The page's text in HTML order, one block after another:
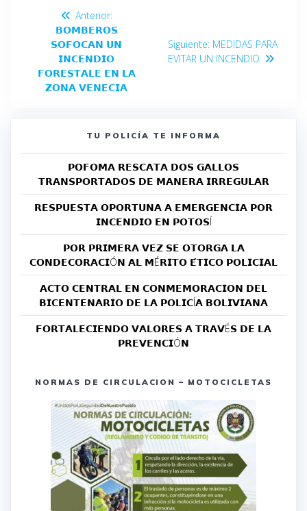
Anterior:
𝗕𝗢𝗠𝗕𝗘𝗥𝗢𝗦
𝗦𝗢𝗙𝗢𝗖𝗔𝗡 𝗨𝗡
𝗜𝗡𝗖𝗘𝗡𝗗𝗜𝗢
𝗙𝗢𝗥𝗘𝗦𝗧𝗔𝗟𝗘 𝗘𝗡 𝗟𝗔
𝗭𝗢𝗡𝗔 𝗩𝗘𝗡𝗘𝗖𝗜𝗔
Siguiente: MEDIDAS PARA
EVITAR UN INCENDIO
TU POLICÍA TE INFORMA
𝗣𝗢𝗙𝗢𝗠𝗔 𝗥𝗘𝗦𝗖𝗔𝗧𝗔 𝗗𝗢𝗦 𝗚𝗔𝗟𝗟𝗢𝗦
𝗧𝗥𝗔𝗡𝗦𝗣𝗢𝗥𝗧𝗔𝗗𝗢𝗦 𝗗𝗘 𝗠𝗔𝗡𝗘𝗥𝗔 𝗜𝗥𝗥𝗘𝗚𝗨𝗟𝗔𝗥
𝗥𝗘𝗦𝗣𝗨𝗘𝗦𝗧𝗔 𝗢𝗣𝗢𝗥𝗧𝗨𝗡𝗔 𝗔 𝗘𝗠𝗘𝗥𝗚𝗘𝗡𝗖𝗜𝗔 𝗣𝗢𝗥
𝗜𝗡𝗖𝗘𝗡𝗗𝗜𝗢 𝗘𝗡 𝗣𝗢𝗧𝗢𝗦Í
𝗣𝗢𝗥 𝗣𝗥𝗜𝗠𝗘𝗥𝗔 𝗩𝗘𝗭 𝗦𝗘 𝗢𝗧𝗢𝗥𝗚𝗔 𝗟𝗔
𝗖𝗢𝗡𝗗𝗘𝗖𝗢𝗥𝗔𝗖𝗜Ó𝗡 𝗔𝗟 𝗠É𝗥𝗜𝗧𝗢 𝗘́𝗧𝗜𝗖𝗢 𝗣𝗢𝗟𝗜𝗖𝗜𝗔𝗟
𝗔𝗖𝗧𝗢 𝗖𝗘𝗡𝗧𝗥𝗔𝗟 𝗘𝗡 𝗖𝗢𝗡𝗠𝗘𝗠𝗢𝗥𝗔𝗖𝗜𝗢𝗡 𝗗𝗘𝗟
𝗕𝗜𝗖𝗘𝗡𝗧𝗘𝗡𝗔𝗥𝗜𝗢 𝗗𝗘 𝗟𝗔 𝗣𝗢𝗟𝗜𝗖Í𝗔 𝗕𝗢𝗟𝗜𝗩𝗜𝗔𝗡𝗔
𝗙𝗢𝗥𝗧𝗔𝗟𝗘𝗖𝗜𝗘𝗡𝗗𝗢 𝗩𝗔𝗟𝗢𝗥𝗘𝗦 𝗔 𝗧𝗥𝗔𝗩É𝗦 𝗗𝗘 𝗟𝗔
𝗣𝗥𝗘𝗩𝗘𝗡𝗖𝗜Ó𝗡
NORMAS DE CIRCULACION – MOTOCICLETAS